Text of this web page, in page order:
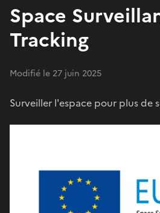
Space
Tracking
Modifié le 27 juin 2025
Surveiller l'espace pour plus de